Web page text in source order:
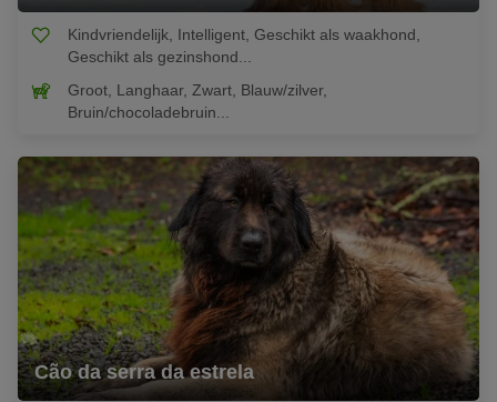
Kindvriendelijk, Intelligent, Geschikt als waakhond,
Geschikt als gezinshond...
Groot, Langhaar, Zwart, Blauw/zilver,
Bruin/chocoladebruin...
Cão da serra da estrela